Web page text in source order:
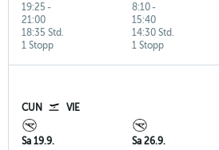
19:25 -
21:00
1 Stopp
18:35 Std.
8:10-
15:40
1 Stopp
14:30 Std.
CUN VIE
Sa 19.9.
Sa 26.9.